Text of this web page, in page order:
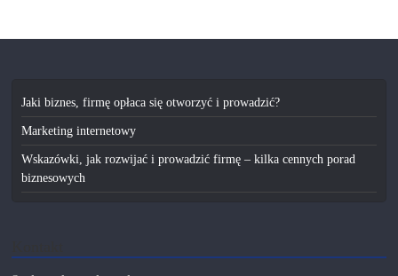
Jaki biznes, firmę opłaca się otworzyć i prowadzić?
Marketing internetowy
Wskazówki, jak rozwijać i prowadzić firmę – kilka cennych porad
biznesowych